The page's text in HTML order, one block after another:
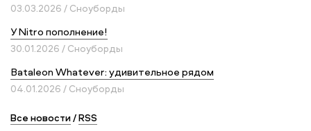
03.03.2026 / Сноуборды
У Nitro пополнение!
30.01.2026 / Сноуборды
Bataleon Whatever: удивительное рядом
04.01.2026 / Сноуборды
Все новости/RSS